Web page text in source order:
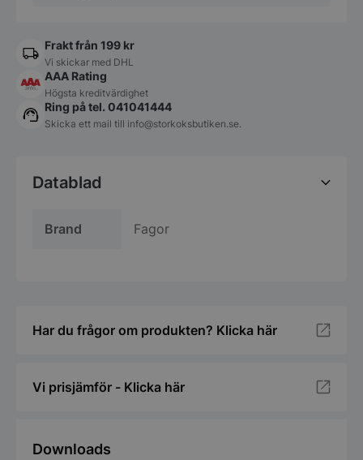
Frakt från 199 kr
Vi skickar med DHL
AAA Rating
Högsta kreditvärdighet
Ring på tel. 041041444
Skicka ett mail till info@storkoksbutiken.se.
Datablad
Brand Fagor
Har du frågor om produkten? Klicka här
Vi prisjämför - Klicka här
Downloads